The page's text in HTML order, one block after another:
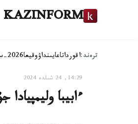
KAZINFORM
ترەند:اقورداتاعايىنداۋوقيعا2026-سايلاۋ
14:29, 24 شىلدە 2024
ءابيبا